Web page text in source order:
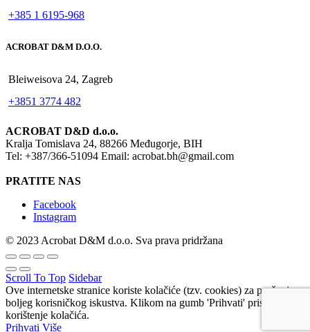
+385 1 6195-968
ACROBAT D&M D.O.O.
Bleiweisova 24, Zagreb
+3851 3774 482
ACROBAT D&D d.o.o.
Kralja Tomislava 24, 88266 Međugorje, BIH
Tel: +387/366-51094 Email: acrobat.bh@gmail.com
PRATITE NAS
Facebook
Instagram
© 2023 Acrobat D&M d.o.o. Sva prava pridržana
Scroll To Top Sidebar
Ove internetske stranice koriste kolačiće (tzv. cookies) za pružanje
boljeg korisničkog iskustva. Klikom na gumb 'Prihvati' pristajete na
korištenje kolačića.
Prihvati Više